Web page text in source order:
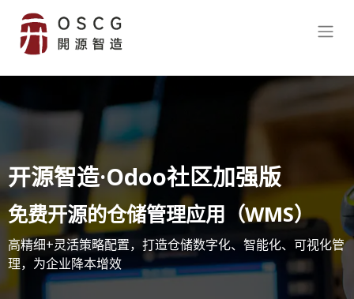
开源智造·Odoo社区加强版
免费开源的仓储管理应用 （WMS）
高精细+灵活策略配置，打造仓储数字化、智能化、可视化管
理，为企业降本增效